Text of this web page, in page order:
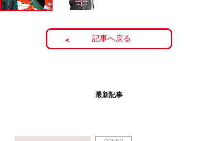
記事へ戻る
最新記事